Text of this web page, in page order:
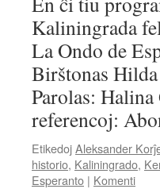
RSS FEED
LINK
EMBED
Kaliningrada
La Ondo de
Birštonas
Parolas:
referencoj:
EtikedojAleksander
historio, Kaliningrado,
Esperanto | Komenti